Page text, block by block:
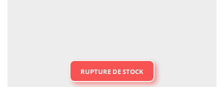
RUPTURE DE STOCK